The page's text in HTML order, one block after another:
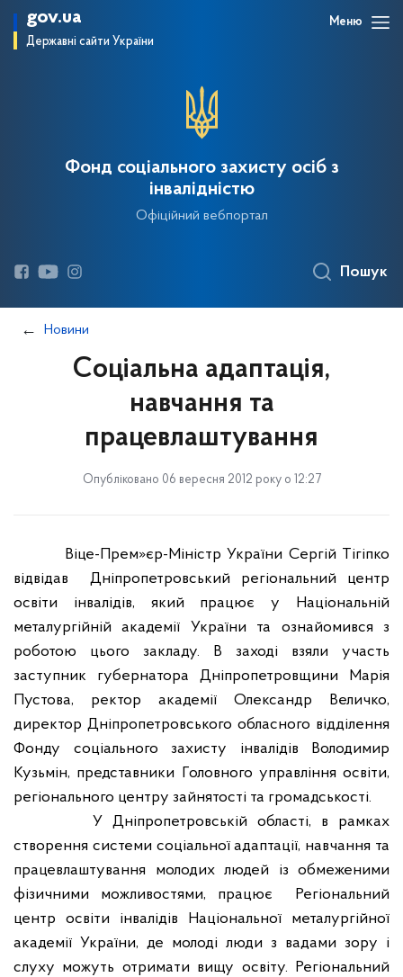
gov.ua
Державні сайти України
Меню
Фонд соціального захисту осіб з
інвалідністю
Офіційний вебпортал
Пошук
Новини
Соціальна адаптація,
навчання та
працевлаштування
Опубліковано 06 вересня 2012 року о 12:27
Віце-Прем»єр-Міністр України Сергій Тігіпко
відвідав
Дніпропетровський регіональний центр
освіти інвалідів, який працює у Національній
металургійній академії України та ознайомився з
роботою цього закладу. В заході взяли участь
заступник губернатора Дніпропетровщини Марія
Пустова, ректор академії Олександр Величко,
директор Дніпропетровського обласного відділення
Фонду соціального захисту інвалідів Володимир
Кузьмін, представники Головного управління освіти,
регіонального центру зайнятості та громадськості.
У Дніпропетровській області, в рамках
створення системи соціальної адаптації, навчання та
працевлаштування молодих людей із обмеженими
фізичними можливостями, працює
Регіональний
центр освіти інвалідів Національної металургійної
академії України, де молоді люди з вадами зору і
слуху можуть отримати вищу освіту. Регіональний